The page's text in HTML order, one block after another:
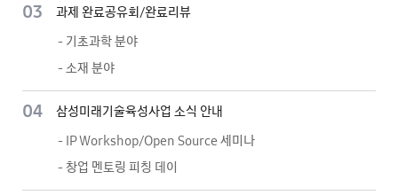
03
과제 완료공유회/완료리뷰
- 기초과학 분야
- 소재 분야
04
삼성미래기술육성사업 소식 안내
- IP Workshop/Open Source 세미나
- 창업 멘토링 피칭 데이